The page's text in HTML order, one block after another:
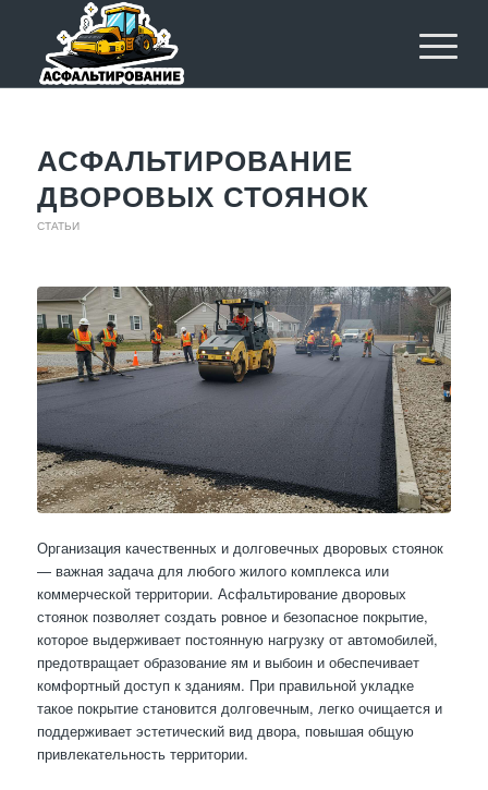
АСФАЛЬТИРОВАНИЕ
ДВОРОВЫХ СТОЯНОК
СТАТЬИ
Организация качественных и долговечных дворовых стоянок
— важная задача для любого жилого комплекса или
коммерческой территории. Асфальтирование дворовых
стоянок позволяет создать ровное и безопасное покрытие,
которое выдерживает постоянную нагрузку от автомобилей,
предотвращает образование ям и выбоин и обеспечивает
комфортный доступ к зданиям. При правильной укладке
такое покрытие становится долговечным, легко очищается и
поддерживает эстетический вид двора, повышая общую
привлекательность территории.